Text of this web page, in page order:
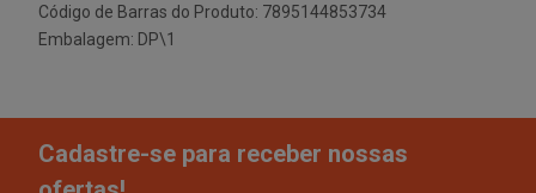
Código de Barras do Produto: 7895144853734
Embalagem: DP\1
Cadastre-se para receber nossas